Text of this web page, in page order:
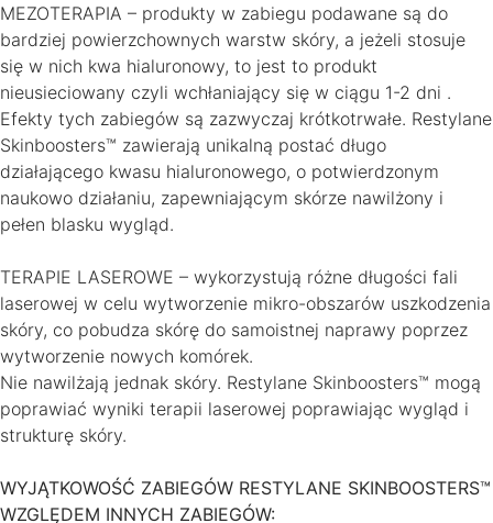
MEZOTERAPIA – produkty w zabiegu podawane są do
bardziej powierzchownych warstw skóry, a jeżeli stosuje
się w nich kwa hialuronowy, to jest to produkt
nieusieciowany czyli wchłaniający się w ciągu 1-2 dni .
Efekty tych zabiegów są zazwyczaj krótkotrwałe. Restylane
Skinboosters™ zawierają unikalną postać długo
działającego kwasu hialuronowego, o potwierdzonym
naukowo działaniu, zapewniającym skórze nawilżony i
pełen blasku wygląd.
TERAPIE LASEROWE – wykorzystują różne długości fali
laserowej w celu wytworzenie mikro-obszarów uszkodzenia
skóry, co pobudza skórę do samoistnej naprawy poprzez
wytworzenie nowych komórek.
Nie nawilżają jednak skóry. Restylane Skinboosters™ mogą
poprawiać wyniki terapii laserowej poprawiając wygląd i
strukturę skóry.
WYJĄTKOWOŚĆ ZABIEGÓW RESTYLANE SKINBOOSTERS™
WZGLĘDEM INNYCH ZABIEGÓW: